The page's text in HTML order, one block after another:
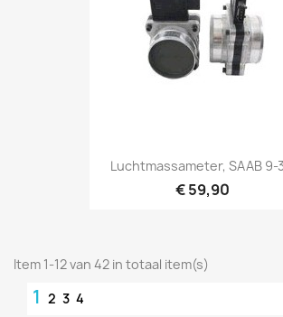
Luchtmassameter, SAAB 9-
€ 59,90
Item 1-12 van 42 in totaal item(s)
1 2 3 4